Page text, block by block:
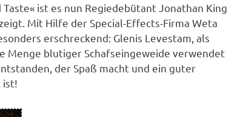
ist es nun Regiedebütant Jonathan King
Mit Hilfe der Special-Effects-Firma Weta
erschreckend: Glenis Levestam, als
Menge blutiger Schafseingeweide verwendet
der Spaß macht und ein guter
ist!